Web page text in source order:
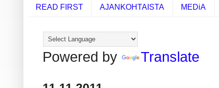
READ FIRST AJANKOHTAISTA MEDiA
Powered by Translate